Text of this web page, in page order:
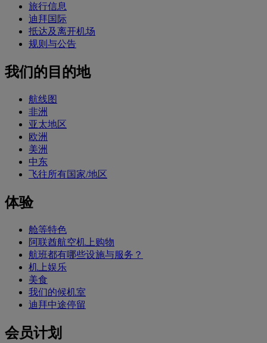
旅行信息
迪拜国际
抵达及离开机场
规则与公告
我们的目的地
航线图
非洲
亚太地区
欧洲
美洲
中东
飞往所有国家/地区
体验
舱等特色
阿联酋航空机上购物
航班都有哪些设施与服务？
机上娱乐
美食
我们的候机室
迪拜中途停留
会员计划